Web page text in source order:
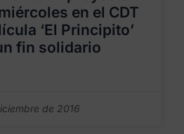
en el CDT
‘El Principito’
fin solidario
de 2016